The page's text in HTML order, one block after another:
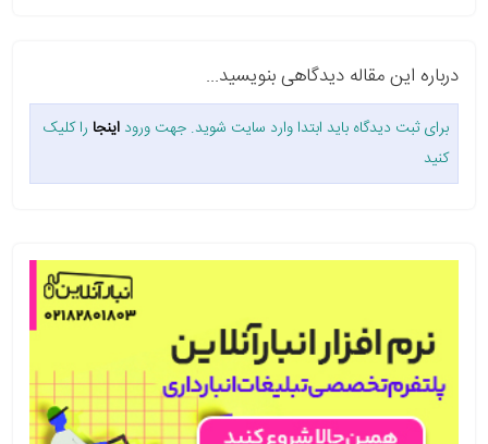
درباره این مقاله دیدگاهی بنویسید...
برای ثبت دیدگاه باید ابتدا وارد سایت شوید. جهت ورود اینجا را کلیک
کنید